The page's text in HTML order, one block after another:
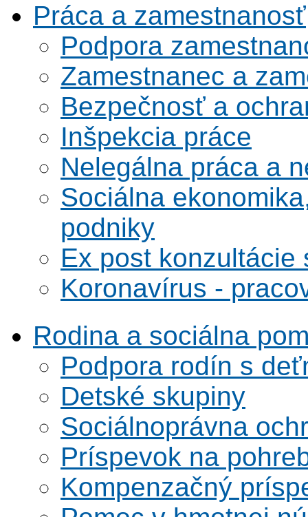
Práca a zamestnanosť
Podpora
Zamestnanec a
Bezpečnosť a
Inšpekcia práce
Nelegálna práca a
Sociálna
podniky
Ex post
Koronavírus -
Rodina a sociálna
Podpora rodín s
Detské skupiny
Sociálnoprávna
Príspevok na
Kompenzačný